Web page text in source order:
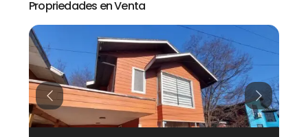
Propriedades en Venta
Previous Next